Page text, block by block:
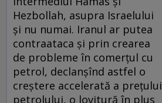
Hezbollah, asupra Israelului
şi nu numai. Iranul ar putea
contraataca şi prin crearea
de probleme în comerţul cu
petrol, declanşînd astfel o
creştere accelerată a preţului
petrolului, o lovitură în plus